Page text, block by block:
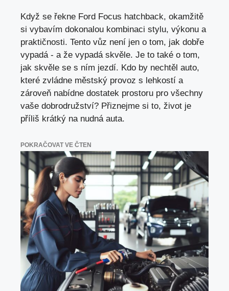
Když se řekne Ford Focus hatchback, okamžitě
si vybavím dokonalou kombinaci stylu, výkonu a
praktičnosti. Tento vůz není jen o tom, jak dobře
vypadá - a že vypadá skvěle. Je to také o tom,
jak skvěle se s ním jezdí. Kdo by nechtěl auto,
které zvládne městský provoz s lehkostí a
zároveň nabídne dostatek prostoru pro všechny
vaše dobrodružství? Přiznejme si to, život je
příliš krátký na nudná auta.
POKRAČOVAT VE ČTEN